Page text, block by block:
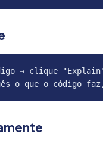
→ clique
o que o código